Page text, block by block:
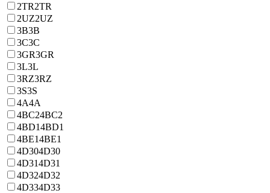
2TR2TR
2UZ2UZ
3B3B
3C3C
3GR3GR
3L3L
3RZ3RZ
3S3S
4A4A
4BC24BC2
4BD14BD1
4BE14BE1
4D304D30
4D314D31
4D324D32
4D334D33